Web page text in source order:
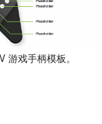
游戏手柄模板。